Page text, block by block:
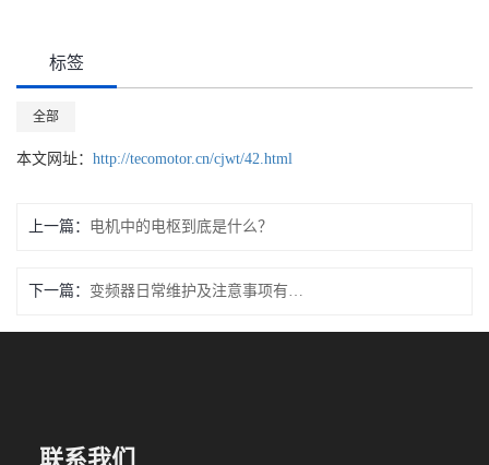
标签
全部
本文网址： http://tecomotor.cn/cjwt/42.html
上一篇： 电机中的电枢到底是什么？
下一篇： 变频器日常维护及注意事项有哪些？
联系我们